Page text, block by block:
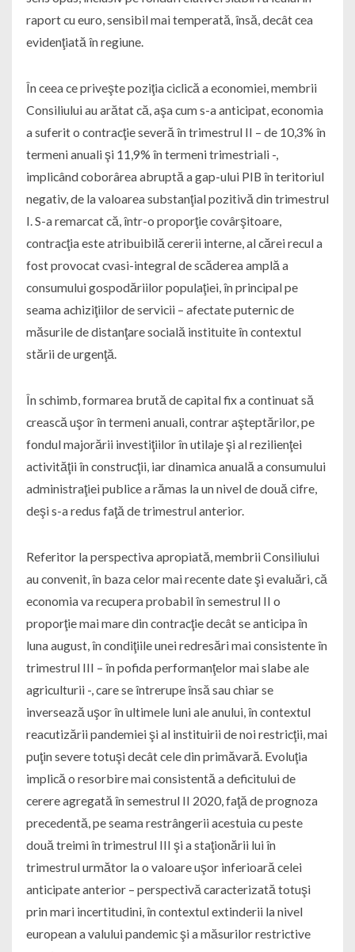
raport cu euro, sensibil mai temperată, însă, decât cea
evidenţiată în regiune.
În ceea ce priveşte poziţia ciclică a economiei, membrii
Consiliului au arătat că, aşa cum s-a anticipat, economia
a suferit o contracţie severă în trimestrul II – de 10,3% în
termeni anuali şi 11,9% în termeni trimestriali -,
implicând coborârea abruptă a gap-ului PIB în teritoriul
negativ, de la valoarea substanţial pozitivă din trimestrul
I. S-a remarcat că, într-o proporţie covârşitoare,
contracţia este atribuibilă cererii interne, al cărei recul a
fost provocat cvasi-integral de scăderea amplă a
consumului gospodăriilor populaţiei, în principal pe
seama achiziţiilor de servicii – afectate puternic de
măsurile de distanţare socială instituite în contextul
stării de urgenţă.
În schimb, formarea brută de capital fix a continuat să
crească uşor în termeni anuali, contrar aşteptărilor, pe
fondul majorării investiţiilor în utilaje şi al rezilienţei
activităţii în construcţii, iar dinamica anuală a consumului
administraţiei publice a rămas la un nivel de două cifre,
deşi s-a redus faţă de trimestrul anterior.
Referitor la perspectiva apropiată, membrii Consiliului
au convenit, în baza celor mai recente date şi evaluări, că
economia va recupera probabil în semestrul II o
proporţie mai mare din contracţie decât se anticipa în
luna august, în condiţiile unei redresări mai consistente în
trimestrul III – în pofida performanţelor mai slabe ale
agriculturii -, care se întrerupe însă sau chiar se
inversează uşor în ultimele luni ale anului, în contextul
reacutizării pandemiei şi al instituirii de noi restricţii, mai
puţin severe totuşi decât cele din primăvară. Evoluţia
implică o resorbire mai consistentă a deficitului de
cerere agregată în semestrul II 2020, faţă de prognoza
precedentă, pe seama restrângerii acestuia cu peste
două treimi în trimestrul III şi a staţionării lui în
trimestrul următor la o valoare uşor inferioară celei
anticipate anterior – perspectivă caracterizată totuşi
prin mari incertitudini, în contextul extinderii la nivel
european a valului pandemic şi a măsurilor restrictive